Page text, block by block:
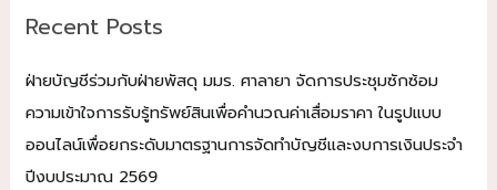
c
f
o
r
:
Recent Posts
ฝ่ายบัญชีร่วมกับฝ่ายพัสดุ มมร. ศาลายา จัดการประชุมซักซ้อม
ความเข้าใจการรับรู้ทรัพย์สินเพื่อคำนวณค่าเสื่อมราคา ในรูปแบบ
ออนไลน์เพื่อยกระดับมาตรฐานการจัดทำบัญชีและงบการเงินประจำ
ปีงบประมาณ 2569